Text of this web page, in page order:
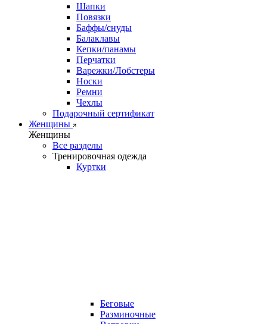
Шапки
Повязки
Баффы/снуды
Балаклавы
Кепки/панамы
Перчатки
Варежки/Лобстеры
Носки
Ремни
Чехлы
Подарочный сертификат
Женщины
Женщины
Все разделы
Тренировочная одежда
Куртки
Беговые
Разминочные